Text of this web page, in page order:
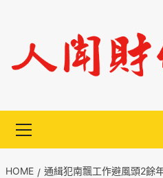
content
Menu
HOME 通緝犯南飄工作避風頭2餘